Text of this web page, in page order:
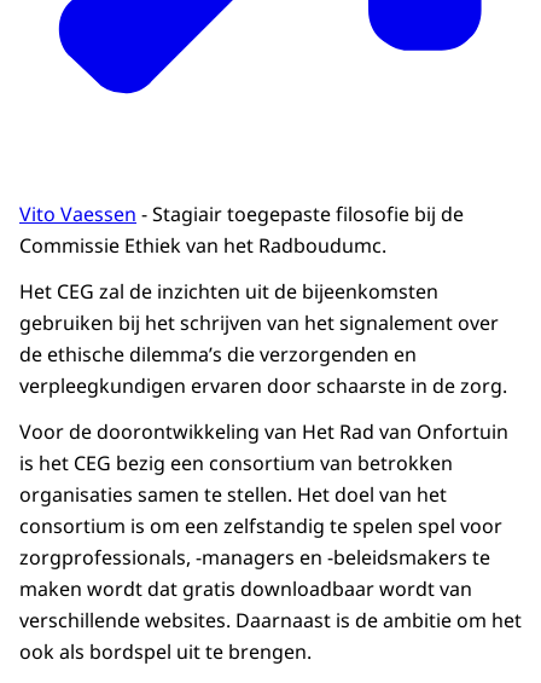
Vito Vaessen - Stagiair toegepaste filosofie bij de
Commissie Ethiek van het Radboudumc.
Het CEG zal de inzichten uit de bijeenkomsten
gebruiken bij het schrijven van het signalement over
de ethische dilemma’s die verzorgenden en
verpleegkundigen ervaren door schaarste in de zorg.
Voor de doorontwikkeling van Het Rad van Onfortuin
is het CEG bezig een consortium van betrokken
organisaties samen te stellen. Het doel van het
consortium is om een zelfstandig te spelen spel voor
zorgprofessionals, -managers en -beleidsmakers te
maken wordt dat gratis downloadbaar wordt van
verschillende websites. Daarnaast is de ambitie om het
ook als bordspel uit te brengen.